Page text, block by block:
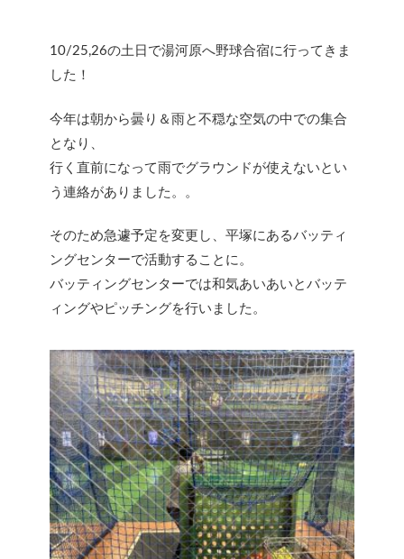
10/25,26の土日で湯河原へ野球合宿に行ってきま
した！
今年は朝から曇り＆雨と不穏な空気の中での集合
となり、
行く直前になって雨でグラウンドが使えないとい
う連絡がありました。。
そのため急遽予定を変更し、平塚にあるバッティ
ングセンターで活動することに。
バッティングセンターでは和気あいあいとバッテ
ィングやピッチングを行いました。